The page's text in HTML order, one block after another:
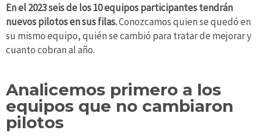
En el 2023 seis de los 10 equipos participantes tendrán
nuevos pilotos en sus filas.Conozcamos quien se quedó en
su mismo equipo, quién se cambió para tratar de mejorar y
cuanto cobran al año.
Analicemos primero a los
equipos que no cambiaron
pilotos